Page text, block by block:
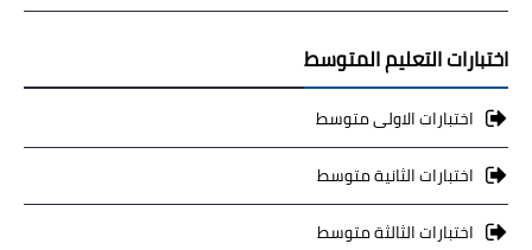
اختبارات التعليم المتوسط
اختبارات الاولى متوسط
اختبارات الثانية متوسط
اختبارات الثالثة متوسط